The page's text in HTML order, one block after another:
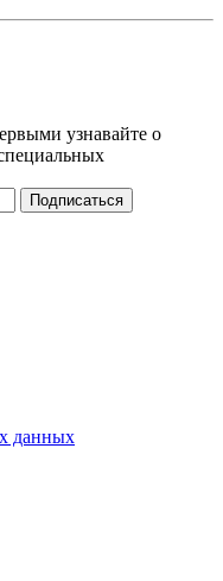
узнавайте о
данных